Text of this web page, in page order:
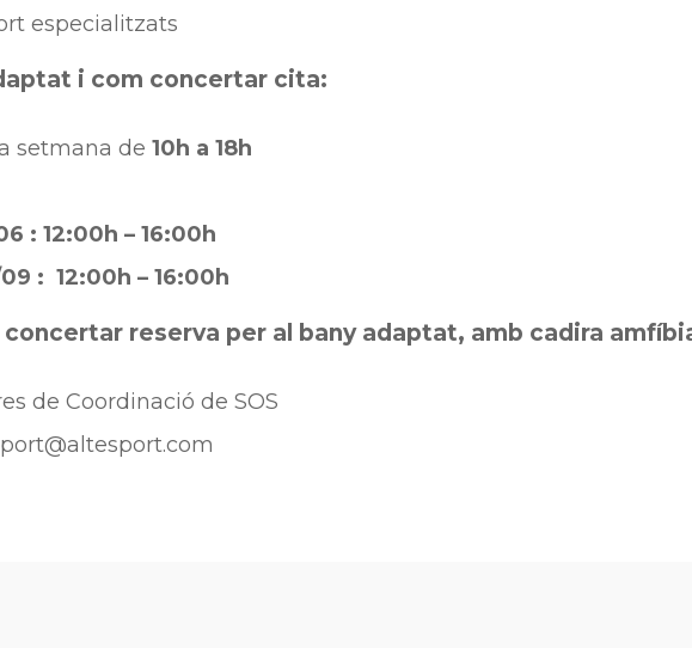
especialitzats
i com concertar cita:
setmana de 10h a 18h
: 12:00h – 16:00h
: 12:00h – 16:00h
concertar reserva per al bany adaptat, amb cadira
de Coordinació de SOS